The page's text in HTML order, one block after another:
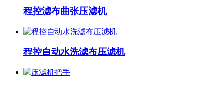
程控滤布曲张压滤机
程控自动水洗滤布压滤机